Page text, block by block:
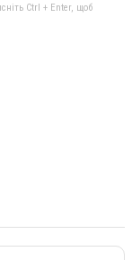
Ctrl + Enter, щоб